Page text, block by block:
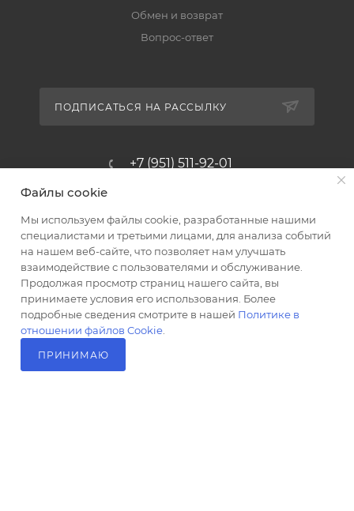
Обмен и возврат
Вопрос-ответ
ПОДПИСАТЬСЯ НА РАССЫЛКУ
+7 (951) 511-92-01
Магазин-склад ТЦ "Альтус"
Ростовская обл, Аксайский р-н,
пос. Янтарный, Малое Зеленое
Кольцо, 3, ТЦ "Альтус" 1 этаж
Показать на карте
Файлы cookie
Мы используем файлы cookie, разработанные нашими
специалистами и третьими лицами, для анализа событий
на нашем веб-сайте, что позволяет нам улучшать
взаимодействие с пользователями и обслуживание.
Продолжая просмотр страниц нашего сайта, вы
принимаете условия его использования. Более
подробные сведения смотрите в нашей Политике в
отношении файлов Cookie
ПРИНИМАЮ